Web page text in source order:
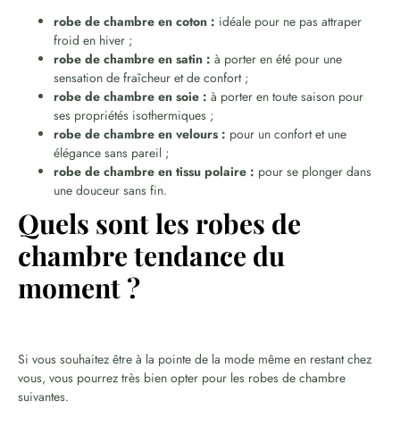
robe de chambre en coton : idéale pour ne pas attraper
froid en hiver ;
robe de chambre en satin : à porter en été pour une
sensation de fraîcheur et de confort ;
robe de chambre en soie : à porter en toute saison pour
ses propriétés isothermiques ;
robe de chambre en velours : pour un confort et une
élégance sans pareil ;
robe de chambre en tissu polaire : pour se plonger dans
une douceur sans fin.
Quels sont les robes de
chambre tendance du
moment ?
Si vous souhaitez être à la pointe de la mode même en restant chez
vous, vous pourrez très bien opter pour les robes de chambre
suivantes.